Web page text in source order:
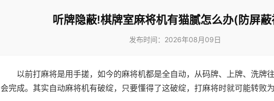
听牌隐蔽!棋牌室麻将机有猫腻怎么办(防屏
发布时间：2026年08月09日
以前打麻将是用手搓，如今的麻将机都是全自动，从码牌、上牌、洗牌
会完成。其实自动麻将机有破绽，只要懂得了这破绽，打麻将时就可能转败为